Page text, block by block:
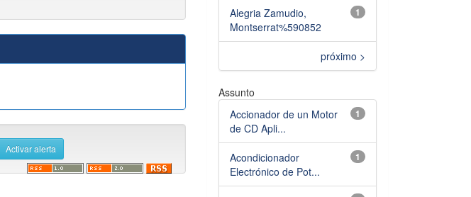
1
Alegria Zamudio,
Montserrat%590852
próximo >
Assunto
1
Accionador de un Motor
de CD Apli...
1
Acondicionador
Electrónico de Pot...